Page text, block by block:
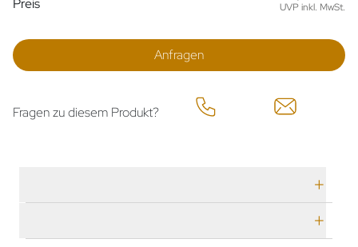
Preis UVP inkl. MwSt.
Anfragen
Fragen zu diesem Produkt?